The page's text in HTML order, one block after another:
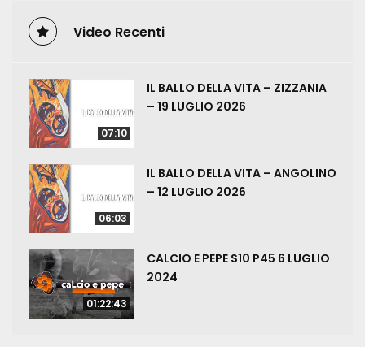
Video Recenti
07:10
IL BALLO DELLA VITA – ZIZZANIA
– 19 LUGLIO 2026
06:03
IL BALLO DELLA VITA – ANGOLINO
– 12 LUGLIO 2026
01:22:43
CALCIO E PEPE S10 P45 6 LUGLIO
2024